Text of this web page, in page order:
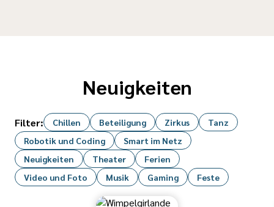
Neuigkeiten
Filter: Chillen Beteiligung Zirkus
Tanz
Robotik und Coding
Smart im Netz
Neuigkeiten
Theater
Ferien
Video und Foto
Musik Gaming Feste